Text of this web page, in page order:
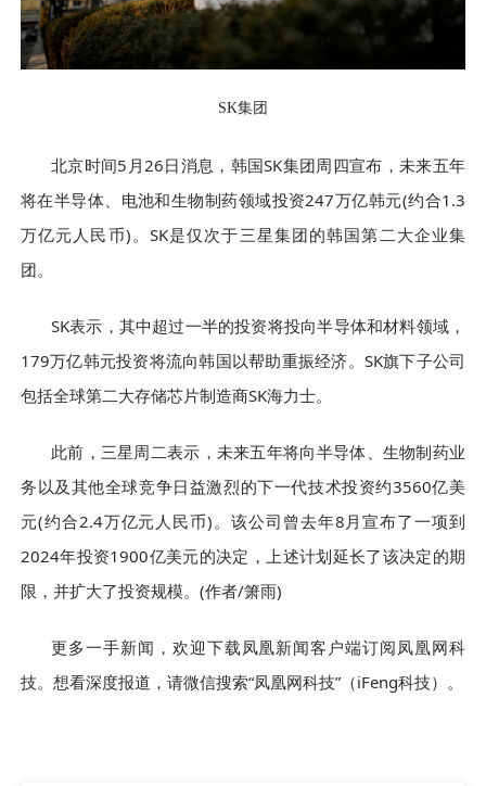
SK集团
北京时间5月26日消息，韩国SK集团周四宣布，未来五年
将在半导体、电池和生物制药领域投资247万亿韩元(约合1.3
万亿元人民币)。SK是仅次于三星集团的韩国第二大企业集
团。
SK表示，其中超过一半的投资将投向半导体和材料领域，
179万亿韩元投资将流向韩国以帮助重振经济。SK旗下子公司
包括全球第二大存储芯片制造商SK海力士。
此前，三星周二表示，未来五年将向半导体、生物制药业
务以及其他全球竞争日益激烈的下一代技术投资约3560亿美
元(约合2.4万亿元人民币)。该公司曾去年8月宣布了一项到
2024年投资1900亿美元的决定，上述计划延长了该决定的期
限，并扩大了投资规模。(作者/箫雨)
更多一手新闻，欢迎下载凤凰新闻客户端订阅凤凰网科
技。想看深度报道，请微信搜索“凤凰网科技”（iFeng科技）。